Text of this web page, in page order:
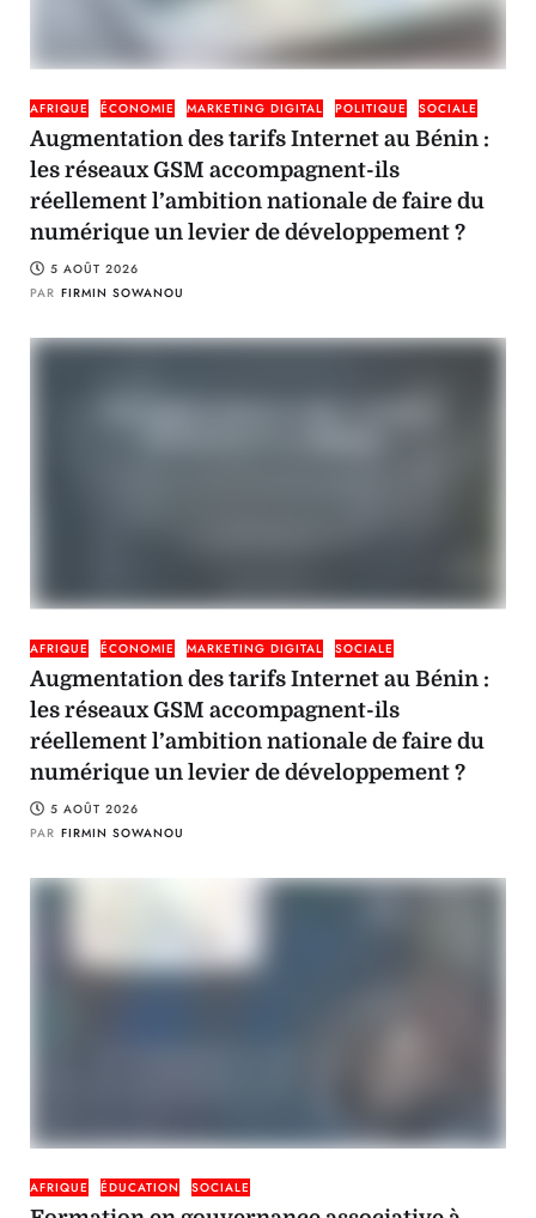
AFRIQUE ÉCONOMIE MARKETING DIGITAL POLITIQUE SOCIALE
Augmentation des tarifs Internet au Bénin :
les réseaux GSM accompagnent-ils
réellement l’ambition nationale de faire du
numérique un levier de développement ?
5 AOÛT 2026
PAR FIRMIN SOWANOU
AFRIQUE ÉCONOMIE MARKETING DIGITAL SOCIALE
Augmentation des tarifs Internet au Bénin :
les réseaux GSM accompagnent-ils
réellement l’ambition nationale de faire du
numérique un levier de développement ?
5 AOÛT 2026
PAR FIRMIN SOWANOU
AFRIQUE ÉDUCATION SOCIALE